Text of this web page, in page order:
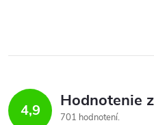
4,9 Hodnotenie
701 hodnotení